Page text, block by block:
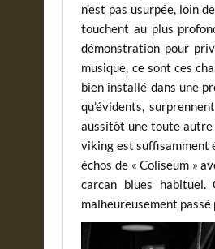
n’est pas usurpée, loin
touchent au plus
démonstration pour
musique, ce sont ces
bien installé dans une
qu’évidents,
aussitôt une toute autre
viking est suffisamment
échos de « Coliseum »
carcan blues
malheureusement passé